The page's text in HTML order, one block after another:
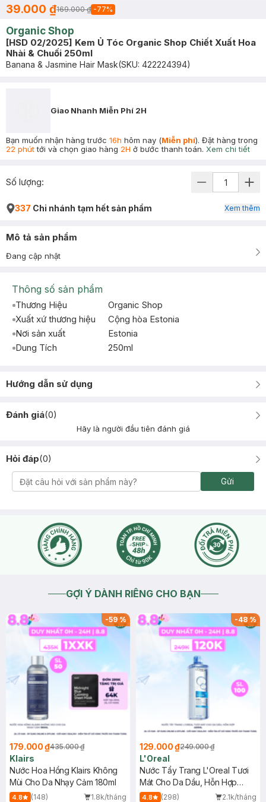
39.000 ₫169.000 ₫ -77%
Organic Shop
[HSD 02/2025] Kem Ủ Tóc Organic Shop Chiết Xuất Hoa
Nhài & Chuối 250ml
Banana & Jasmine Hair Mask(SKU: 422224394)
Giao Nhanh Miễn Phí 2H
Bạn muốn nhận hàng trước 16h hôm nay (Miễn phí). Đặt hàng trong
22 phúttới và chọn giao hàng 2H ở bước thanh toán. Xem chi tiết
Số lượng:
337 Chi nhánh tạm hết sản phẩm Xem thêm
Mô tả sản phẩm
Đang cập nhật
Thông số sản phẩm
Thương Hiệu
Organic Shop
Xuất xứ thương hiệu
Cộng hòa Estonia
Nơi sản xuất
Estonia
Dung Tích
250ml
Hướng dẫn sử dụng
Đánh giá(0)
Hãy là người đầu tiên đánh giá
Hỏi đáp(0)
Gửi
GỢI Ý DÀNH RIÊNG CHO BẠN
-59%
179.000 ₫435.000 ₫
Klairs
Nước Hoa Hồng Klairs Không
Mùi Cho Da Nhạy Cảm 180ml
4.8 (148)
1.8k/tháng
-48%
129.000 ₫249.000 ₫
L'Oreal
Nước Tẩy Trang L'Oreal Tươi
Mát Cho Da Dầu, Hỗn Hợp
400ml
4.8 (298)
2.1k/tháng